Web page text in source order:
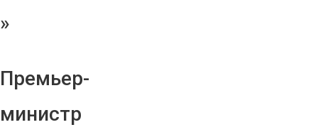
»
Премьер-
министр